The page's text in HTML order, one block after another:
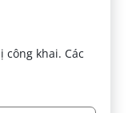
công khai. Các